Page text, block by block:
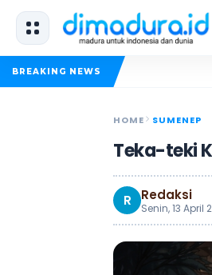
BREAKING NEWS
HOME SUMENEP
Teka-teki
R Redaksi
Senin, 13 April